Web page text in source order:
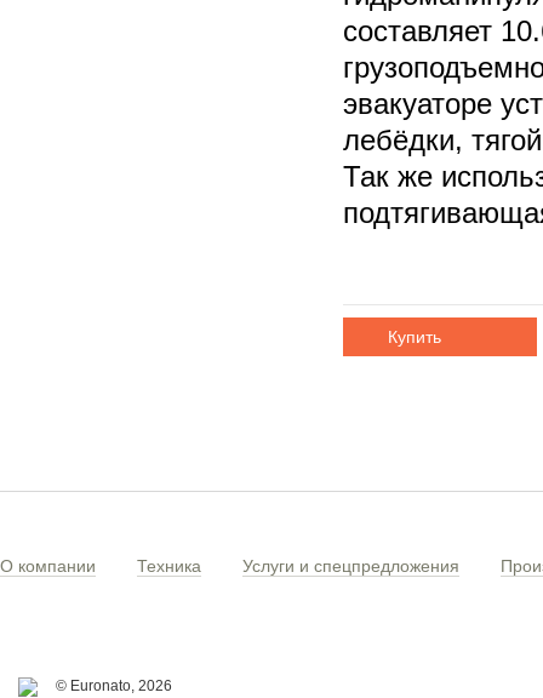
составляет
эвакуаторе
лебёдки,
Так же
Купить
О компании Техника Услуги и спецпредложения
© Euronato, 2026